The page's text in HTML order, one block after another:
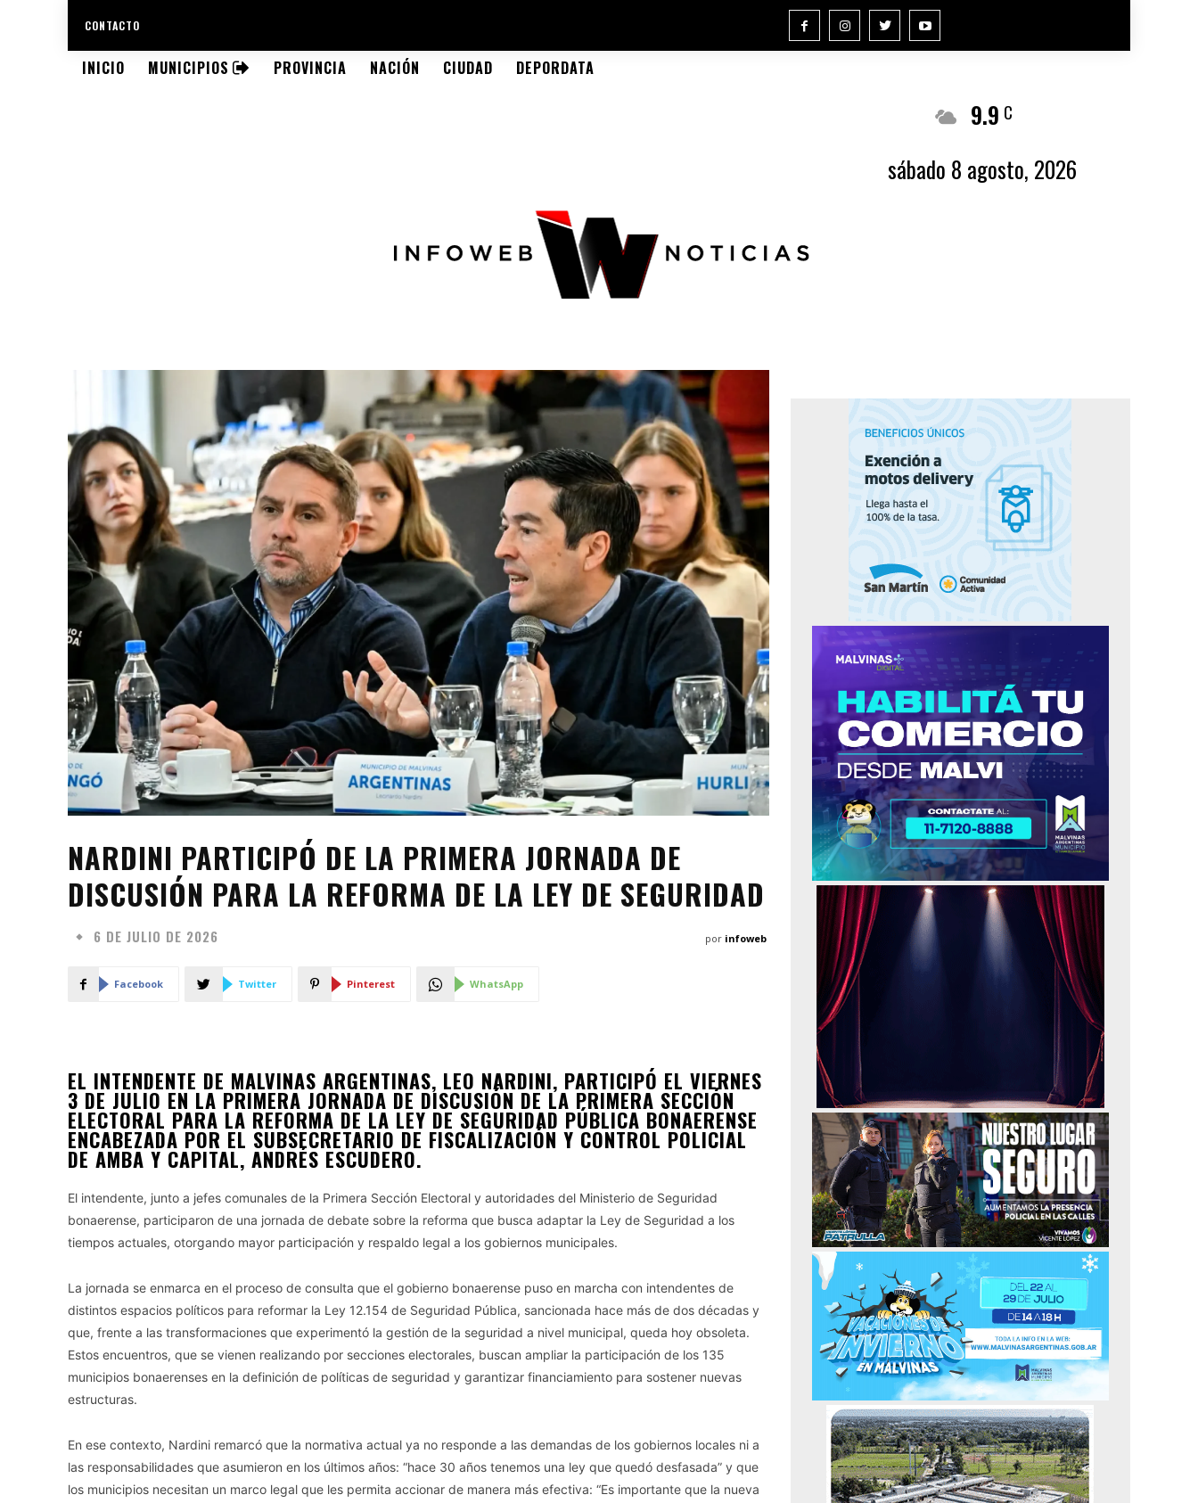
CONTACTO
INICIO MUNICIPIOS PROVINCIA NACIÓN CIUDAD DEPORDATA
9.9 C
sábado 8 agosto, 2026
NARDINI PARTICIPÓ DE LA PRIMERA JORNADA DE
DISCUSIÓN PARA LA REFORMA DE LA LEY DE SEGURIDAD
6 DE JULIO DE 2026 por infoweb
Facebook Twitter Pinterest WhatsApp
EL INTENDENTE DE MALVINAS ARGENTINAS, LEO NARDINI, PARTICIPÓ EL VIERNES
3 DE JULIO EN LA PRIMERA JORNADA DE DISCUSIÓN DE LA PRIMERA SECCIÓN
ELECTORAL PARA LA REFORMA DE LA LEY DE SEGURIDAD PÚBLICA BONAERENSE
ENCABEZADA POR EL SUBSECRETARIO DE FISCALIZACIÓN Y CONTROL POLICIAL
DE AMBA Y CAPITAL, ANDRÉS ESCUDERO.
El intendente, junto a jefes comunales de la Primera Sección Electoral y autoridades del Ministerio de Seguridad
bonaerense, participaron de una jornada de debate sobre la reforma que busca adaptar la Ley de Seguridad a los
tiempos actuales, otorgando mayor participación y respaldo legal a los gobiernos municipales.
La jornada se enmarca en el proceso de consulta que el gobierno bonaerense puso en marcha con intendentes de
distintos espacios políticos para reformar la Ley 12.154 de Seguridad Pública, sancionada hace más de dos décadas y
que, frente a las transformaciones que experimentó la gestión de la seguridad a nivel municipal, queda hoy obsoleta.
Estos encuentros, que se vienen realizando por secciones electorales, buscan ampliar la participación de los 135
municipios bonaerenses en la definición de políticas de seguridad y garantizar financiamiento para sostener nuevas
estructuras.
En ese contexto, Nardini remarcó que la normativa actual ya no responde a las demandas de los gobiernos locales ni a
las responsabilidades que asumieron en los últimos años: “hace 30 años tenemos una ley que quedó desfasada” y que
los municipios necesitan un marco legal que les permita accionar de manera más efectiva: “Es importante que la nueva